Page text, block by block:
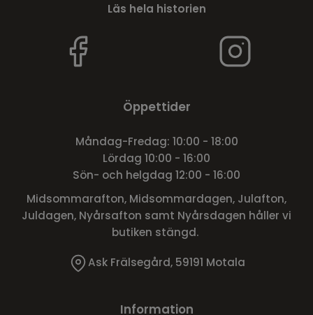
Läs hela historien
Öppettider
Måndag-Fredag: 10:00 - 18:00
Lördag 10:00 - 16:00
Sön- och helgdag 12:00 - 16:00
Midsommarafton, Midsommardagen, Julafton,
Juldagen, Nyårsafton samt Nyårsdagen håller vi
butiken stängd.
Ask Frälsegård, 59191 Motala
Information